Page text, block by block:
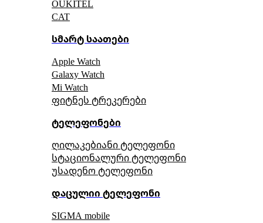
OUKITEL
CAT
სმარტ საათები
Apple Watch
Galaxy Watch
Mi Watch
ფიტნეს ტრეკერები
ტელეფონები
ღილაკებიანი ტელეფონი
სტაციონალური ტელეფონი
უსადენო ტელეფონი
დაცულიი ტელეფონი
SIGMA mobile